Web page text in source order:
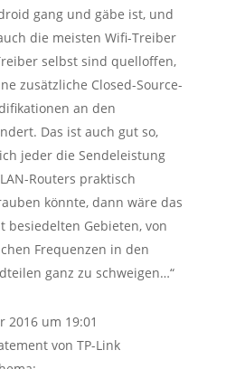
gang und gäbe ist, und
die meisten Wifi-Treiber
selbst sind quelloffen,
zusätzliche Closed-Source-
an den
Das ist auch gut so,
jeder die Sendeleistung
Routers praktisch
könnte, dann wäre das
besiedelten Gebieten, von
Frequenzen in den
ganz zu schweigen…“
2016 um 19:01
von TP-Link